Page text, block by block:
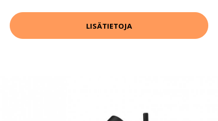
LISÄTIETOJA